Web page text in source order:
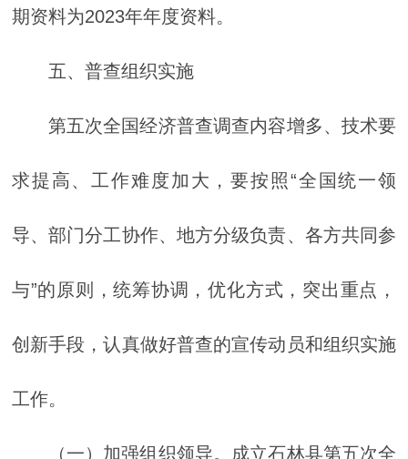
期资料为2023年年度资料。
五、普查组织实施
第五次全国经济普查调查内容增多、技术要
求提高、工作难度加大，要按照“全国统一领
导、部门分工协作、地方分级负责、各方共同参
与”的原则，统筹协调，优化方式，突出重点，
创新手段，认真做好普查的宣传动员和组织实施
工作。
（一）加强组织领导。成立石林县第五次全